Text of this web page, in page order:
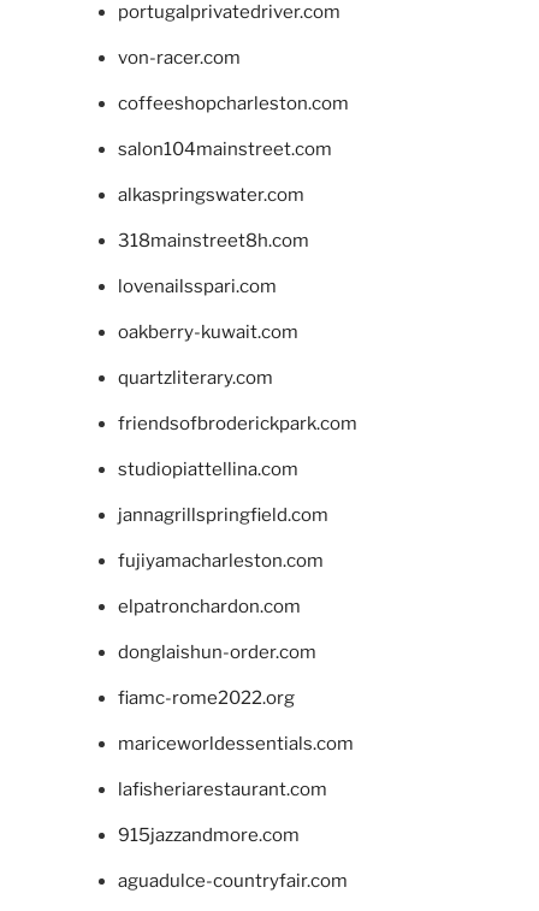
portugalprivatedriver.com
von-racer.com
coffeeshopcharleston.com
salon104mainstreet.com
alkaspringswater.com
318mainstreet8h.com
lovenailsspari.com
oakberry-kuwait.com
quartzliterary.com
friendsofbroderickpark.com
studiopiattellina.com
jannagrillspringfield.com
fujiyamacharleston.com
elpatronchardon.com
donglaishun-order.com
fiamc-rome2022.org
mariceworldessentials.com
lafisheriarestaurant.com
915jazzandmore.com
aguadulce-countryfair.com